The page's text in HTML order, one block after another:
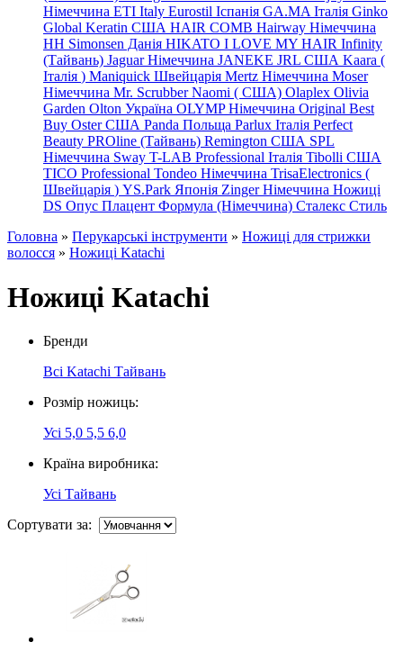
Німеччина ETI Italy Eurostil Іспанія GA.MA Італія Ginko
Global Keratin США HAIR COMB Hairway Німеччина
HH Simonsen Данія HIKATO I LOVE MY HAIR Infinity
(Тайвань) Jaguar Німеччина JANEKE JRL США Kaara (
Італія ) Maniquick Швейцарія Mertz Німеччина Moser
Німеччина Mr. Scrubber Naomi ( США) Olaplex Olivia
Garden Olton Україна OLYMP Німеччина Original Best
Buy Oster США Panda Польща Parlux Італія Perfect
Beauty PROline (Тайвань) Remington США SPL
Німеччина Sway T-LAB Professional Італія Tibolli США
TICO Professional Tondeo Німеччина TrisaElectronics (
Швейцарія ) YS.Park Японія Zinger Німеччина Ножиці
DS Опус Плацент Формула (Німеччина) Сталекс Стиль
Головна » Перукарські інструменти » Ножиці для стрижки
волосся » Ножиці Katachi
Ножиці Katachi
Бренди
Всі Katachi Тайвань
Розмір ножиць:
Усі 5,0 5,5 6,0
Країна виробника:
Усі Тайвань
Сортувати за: